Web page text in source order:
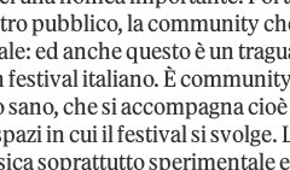
pubblico, la community
ed anche questo è un
festival italiano. È
sano, che si accompagna
in cui il festival si
soprattutto sperimentale